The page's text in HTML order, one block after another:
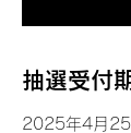
抽選受付
2025年4月